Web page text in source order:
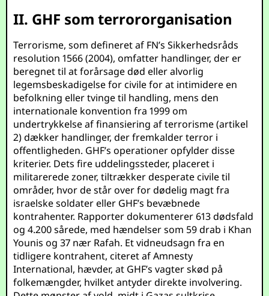
II. GHF som terrororganisation
Terrorisme, som defineret af FN’s Sikkerhedsråds
resolution 1566 (2004), omfatter handlinger, der er
beregnet til at forårsage død eller alvorlig
legemsbeskadigelse for civile for at intimidere en
befolkning eller tvinge til handling, mens den
internationale konvention fra 1999 om
undertrykkelse af finansiering af terrorisme (artikel
2) dækker handlinger, der fremkalder terror i
offentligheden. GHF’s operationer opfylder disse
kriterier. Dets fire uddelingssteder, placeret i
militarerede zoner, tiltrækker desperate civile til
områder, hvor de står over for dødelig magt fra
israelske soldater eller GHF’s bevæbnede
kontrahenter. Rapporter dokumenterer 613 dødsfald
og 4.200 sårede, med hændelser som 59 drab i Khan
Younis og 37 nær Rafah. Et vidneudsagn fra en
tidligere kontrahent, citeret af Amnesty
International, hævder, at GHF’s vagter skød på
folkemængder, hvilket antyder direkte involvering.